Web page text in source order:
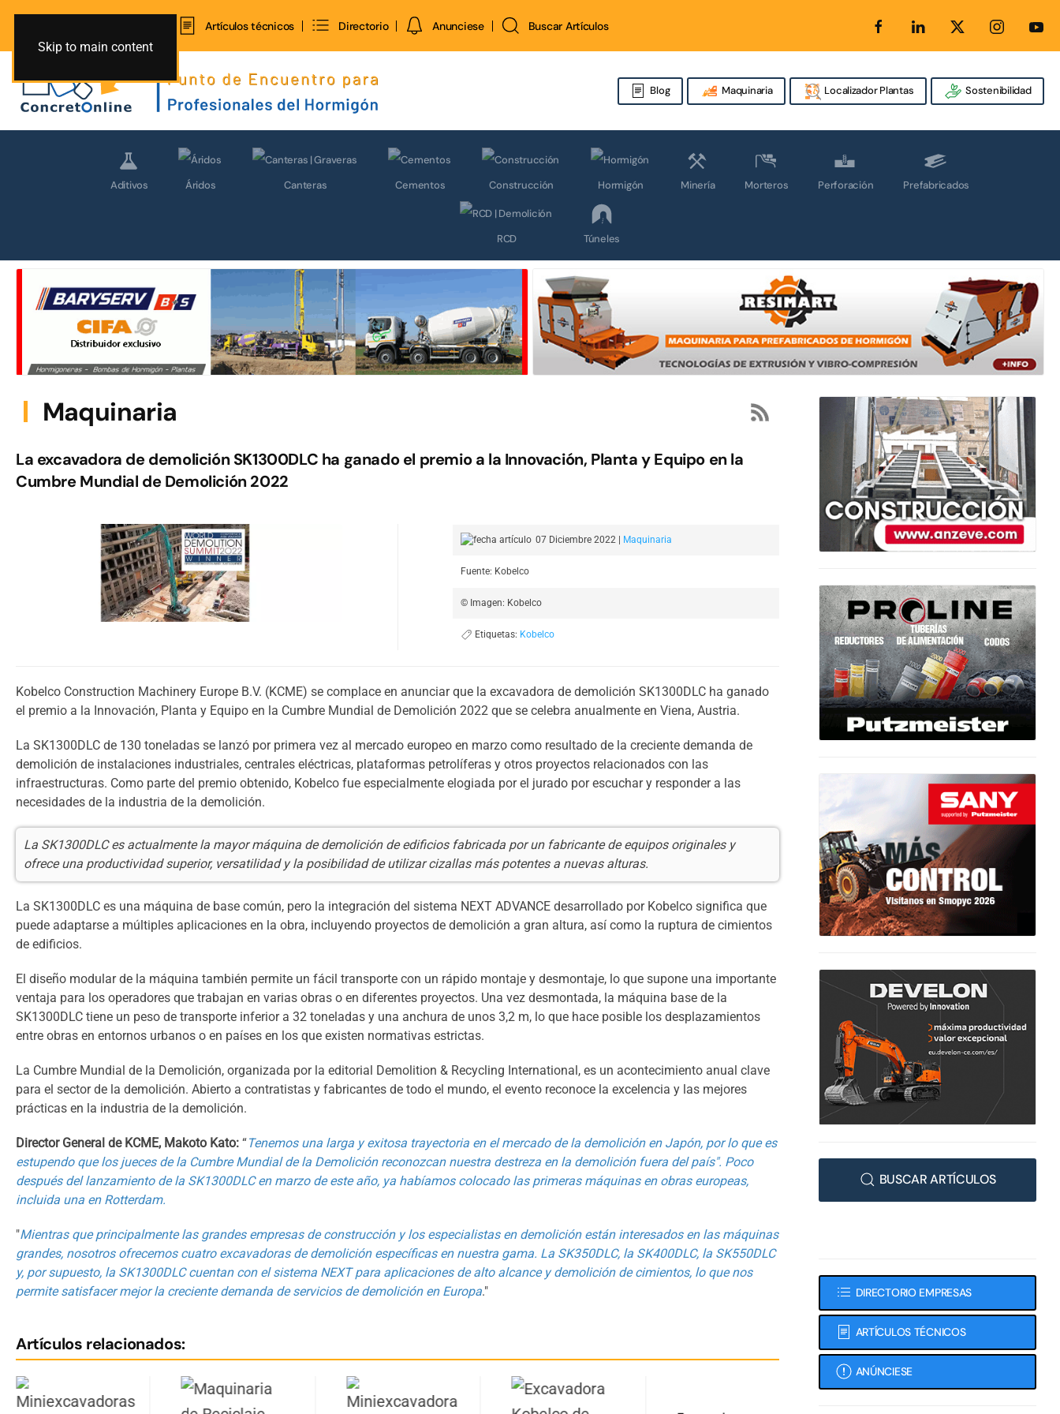
Skip to main content
Artículos técnicos Directorio Anunciese Buscar Artículos
Blog Maquinaria Localizador Plantas Sostenibilidad
Aditivos Áridos Canteras Cementos Construcción Hormigón Minería Morteros Perforación Prefabricados
RCD Túneles
Maquinaria
La excavadora de demolición SK1300DLC ha ganado el premio a la Innovación, Planta y Equipo en la
Cumbre Mundial de Demolición 2022
07 Diciembre 2022 | Maquinaria
Fuente: Kobelco
© Imagen: Kobelco
Etiquetas: Kobelco
Kobelco Construction Machinery Europe B.V. (KCME) se complace en anunciar que la excavadora de demolición SK1300DLC ha ganado
el premio a la Innovación, Planta y Equipo en la Cumbre Mundial de Demolición 2022 que se celebra anualmente en Viena, Austria.
La SK1300DLC de 130 toneladas se lanzó por primera vez al mercado europeo en marzo como resultado de la creciente demanda de
demolición de instalaciones industriales, centrales eléctricas, plataformas petrolíferas y otros proyectos relacionados con las
infraestructuras. Como parte del premio obtenido, Kobelco fue especialmente elogiada por el jurado por escuchar y responder a las
necesidades de la industria de la demolición.
La SK1300DLC es actualmente la mayor máquina de demolición de edificios fabricada por un fabricante de equipos originales y
ofrece una productividad superior, versatilidad y la posibilidad de utilizar cizallas más potentes a nuevas alturas.
La SK1300DLC es una máquina de base común, pero la integración del sistema NEXT ADVANCE desarrollado por Kobelco significa que
puede adaptarse a múltiples aplicaciones en la obra, incluyendo proyectos de demolición a gran altura, así como la ruptura de cimientos
de edificios.
El diseño modular de la máquina también permite un fácil transporte con un rápido montaje y desmontaje, lo que supone una importante
ventaja para los operadores que trabajan en varias obras o en diferentes proyectos. Una vez desmontada, la máquina base de la
SK1300DLC tiene un peso de transporte inferior a 32 toneladas y una anchura de unos 3,2 m, lo que hace posible los desplazamientos
entre obras en entornos urbanos o en países en los que existen normativas estrictas.
La Cumbre Mundial de la Demolición, organizada por la editorial Demolition & Recycling International, es un acontecimiento anual clave
para el sector de la demolición. Abierto a contratistas y fabricantes de todo el mundo, el evento reconoce la excelencia y las mejores
prácticas en la industria de la demolición.
Director General de KCME, Makoto Kato: “Tenemos una larga y exitosa trayectoria en el mercado de la demolición en Japón, por lo que es
estupendo que los jueces de la Cumbre Mundial de la Demolición reconozcan nuestra destreza en la demolición fuera del país". Poco
después del lanzamiento de la SK1300DLC en marzo de este año, ya habíamos colocado las primeras máquinas en obras europeas,
incluida una en Rotterdam.
"Mientras que principalmente las grandes empresas de construcción y los especialistas en demolición están interesados en las máquinas
grandes, nosotros ofrecemos cuatro excavadoras de demolición específicas en nuestra gama. La SK350DLC, la SK400DLC, la SK550DLC
y, por supuesto, la SK1300DLC cuentan con el sistema NEXT para aplicaciones de alto alcance y demolición de cimientos, lo que nos
permite satisfacer mejor la creciente demanda de servicios de demolición en Europa."
Artículos relacionados:
BUSCAR ARTÍCULOS
DIRECTORIO EMPRESAS
ARTÍCULOS TÉCNICOS
ANÚNCIESE